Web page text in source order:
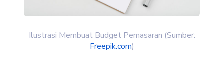
Ilustrasi Membuat Budget Pemasaran (Sumber:
Freepik.com)